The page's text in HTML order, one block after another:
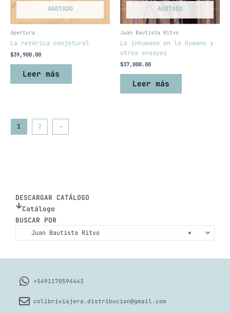
DESCARGAR CATÁLOGO
Catálogo
BUSCAR POR
×
Juan Bautista Ritvo
AGOTADO
Apertura
La retórica conjetural
$39,900.00
Leer más
AGOTADO
Juan Bautista Ritvo
Lo inhumano en lo humano y
otros ensayos
$37,000.00
Leer más
1 2 →
+5491170594443
colibriviajera.distribucion@gmail.com